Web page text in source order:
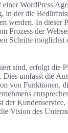
WordPress
in der die
werden. In dieser
Prozess der
Schritte möglichst
sind, erfolgt die
Dies umfasst die
von Funktionen,
der
Vision des